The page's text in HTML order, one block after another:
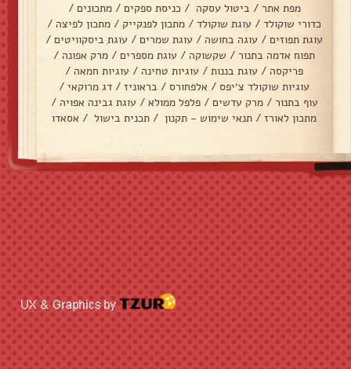
מפת אתר / ביטול עסקה / כניסת ספקים / מתכונים /
כדורי שוקולד / עוגת שוקולד / מתכון לפנקייק / מתכון לפיצה /
עוגת תפוזים / עוגה בחושה / עוגת שמרים / עוגת ביסקוויטים /
תפוח אדמה בתנור / שקשוקה / עוגת מספרים / מרק אפונה /
פריקסה / עוגת בננות / עוגיות טחינה / עוגיות חמאה /
עוגיות שוקולד צ׳יפס / אלפחורס / בראוניז / דג מרוקאי /
עוף בתנור / מרק עדשים / פלפל ממולא / עוגת גבינה אפויה /
מתכון לאורז / תנאי שימוש - תקנון / תכנית בישול / אסאדו